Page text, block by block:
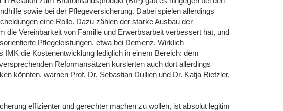
sowie bei der Pflegeversicherung. Dabei spielen allerdings
eine Rolle. Dazu zählen der starke Ausbau der
die Vereinbarkeit von Familie und Erwerbsarbeit verbessert hat, und
Pflegeleistungen, etwa bei Demenz. Wirklich
IMK die Kostenentwicklung lediglich in einem Bereich: dem
Reformansätzen kursierten auch dort allerdings
könnten, warnen Prof. Dr. Sebastian Dullien und Dr. Katja Rietzler,
effizienter und gerechter machen zu wollen, ist absolut legitim